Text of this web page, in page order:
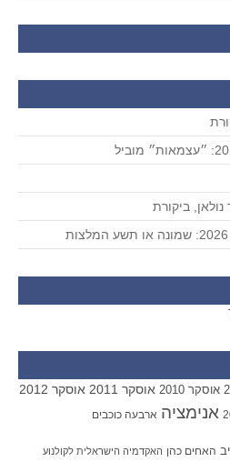
ביקורת
אוסקר 2010 אוסקר 2011 אוסקר 2012
אנימציה ארבעה כוכבים
האחים כהן האקדמיה הישראלית לקולנוע